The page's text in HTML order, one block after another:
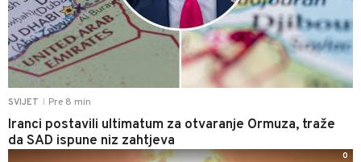
SVIJET Pre 8 min
Iranci postavili ultimatum za otvaranje Ormuza, traže
da SAD ispune niz zahtjeva
0